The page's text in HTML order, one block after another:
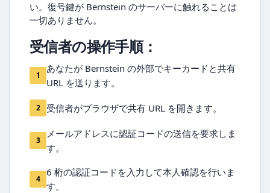
い。復号鍵が Bernstein のサーバーに触れることは
一切ありません。
受信者の操作手順：
1
あなたが Bernstein の外部でキーカードと共有
URL を送ります。
2 受信者がブラウザで共有 URL を開きます。
3
メールアドレスに認証コードの送信を要求しま
す。
4
6 桁の認証コードを入力して本人確認を行いま
す。